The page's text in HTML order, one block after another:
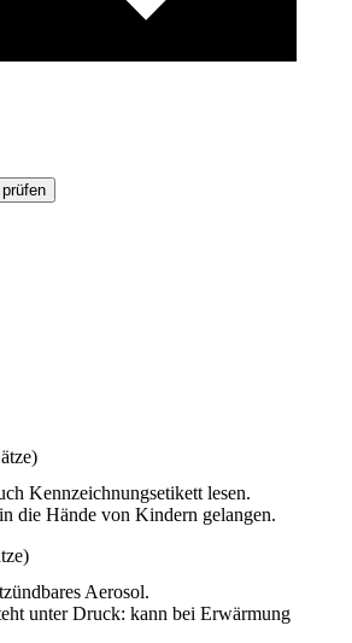
Kennzeichnungsetikett lesen.
die Hände von Kindern gelangen.
Aerosol.
unter Druck: kann bei Erwärmung